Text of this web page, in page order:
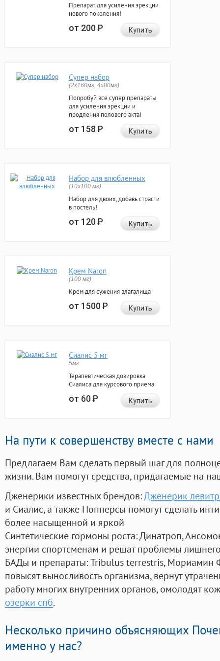
Препарат для усиления эрекции
нового поколения!
от 200Р Купить
Супер набор
(2х160мг, 4х80мг)
Попробуй все супер препараты
для усиления эрекции и
продления полового акта!
от 158Р Купить
Набор для влюбленных
(10х100 мг)
Набор для двоих, добавь страсти
в постель!
от 120Р Купить
Крем Naron
(100 мг)
Крем для сужения влагалища
от 1500Р Купить
Сиалис 5 мг
5мг
Терапевтическая дозировка
Сиалиса для курсового приема
от 60Р Купить
На пути к совершенству вместе с нами
Предлагаем Вам сделать первый шаг для
жизни. Вам помогут средства, придагаемые на
Дженерики известных брендов:Дженерик
и Сиалис, а также Попперсы помогут сделать
более насыщенной и яркой
Синтетические гормоны роста: Динатроп,
энергии спортсменам и решат проблемы
БАДы и препараты:Tribulus terrestris, Мориамин
повысят выносливость организма, вернут
работу многих внутренних органов, омолодят
озерки спб.
Несколько причино объясняющих
именно у нас?